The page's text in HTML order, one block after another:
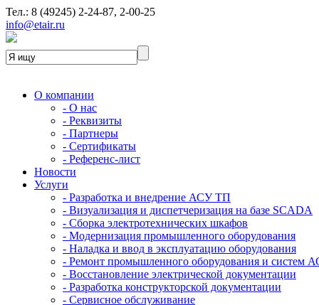
Тел.: 8 (49245) 2-24-87, 2-00-25
info@etair.ru
О компании
- О нас
- Реквизиты
- Партнеры
- Сертификаты
- Референс-лист
Новости
Услуги
- Разработка и внедрение АСУ ТП
- Визуализация и диспетчеризация на базе SCADA
- Сборка электротехнических шкафов
- Модернизация промышленного оборудования
- Наладка и ввод в эксплуатацию оборудования
- Ремонт промышленного оборудования и систем
- Восстановление электрической документации
- Разработка конструкторской документации
- Сервисное обслуживание